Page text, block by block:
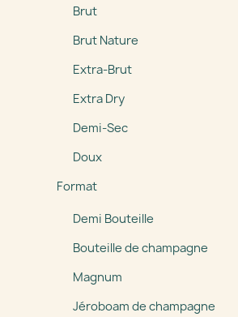
Brut
Brut Nature
Extra-Brut
Extra Dry
Demi-Sec
Doux
Format
Demi Bouteille
Bouteille de champagne
Magnum
Jéroboam de champagne